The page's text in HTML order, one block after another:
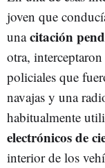
joven que
unacitación
otra,
policiales que
navajas y una
habitualmente
electrónicos de
interior de los